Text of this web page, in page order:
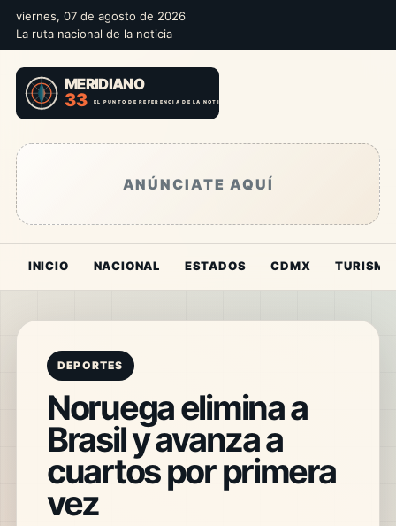
viernes, 07 de agosto de 2026
La ruta nacional de la noticia
ANÚNCIATE AQUÍ
INICIO NACIONAL ESTADOS CDMX TURISMO
DEPORTES
Noruega elimina a
Brasil y avanza a
cuartos por primera
vez